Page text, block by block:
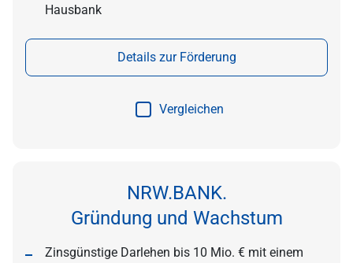
Hausbank
Details zur Förderung
Vergleichen
NRW.BANK.
Gründung und Wachstum
Zinsgünstige Darlehen bis 10 Mio. € mit einem